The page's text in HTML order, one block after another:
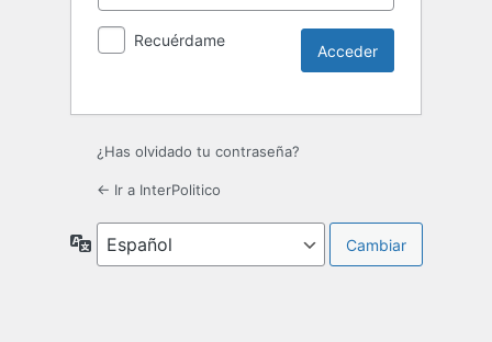
Recuérdame
¿Has olvidado tu contraseña?
← Ir a InterPolitico
Idioma